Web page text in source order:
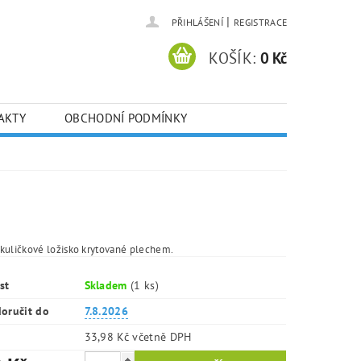
PŘIHLÁŠENÍ | REGISTRACE
KOŠÍK: 0 Kč
OBCHODNÍ PODMÍNKY
ložisko krytované plechem.
Skladem(1 ks)
do
7.8.2026
33,98 Kč včetně DPH